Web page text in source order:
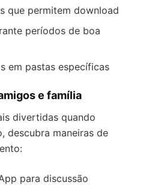
que permitem download
períodos de boa
em pastas específicas
e família
divertidas quando
descubra maneiras de
para discussão